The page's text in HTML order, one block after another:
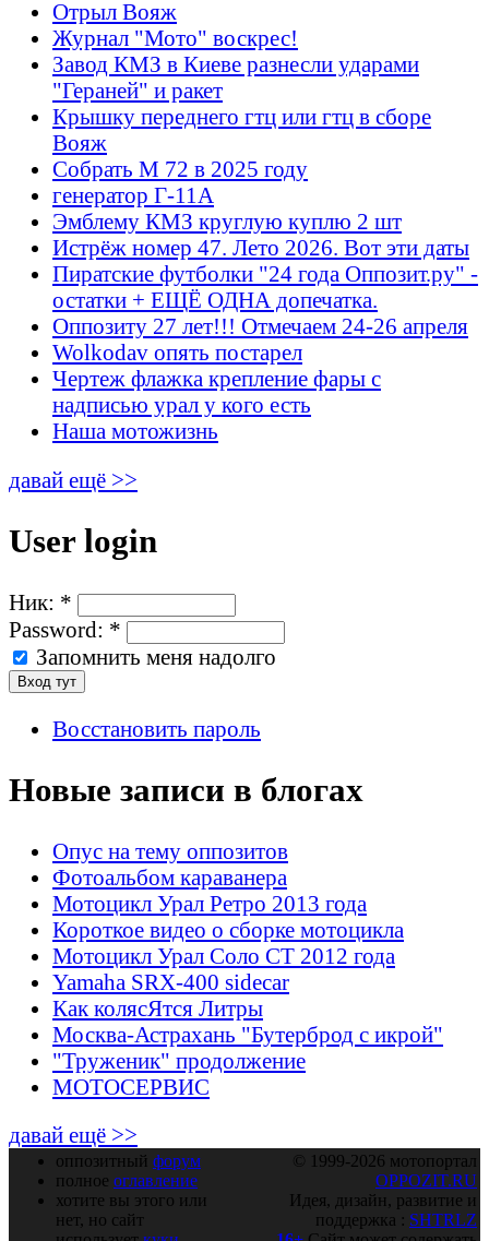
Отрыл Вояж
Журнал "Мото" воскрес!
Завод КМЗ в Киеве разнесли ударами
"Гераней" и ракет
Крышку переднего гтц или гтц в сборе
Вояж
Собрать М 72 в 2025 году
генератор Г-11А
Эмблему КМЗ круглую куплю 2 шт
Истрёж номер 47. Лето 2026. Вот эти даты
Пиратские футболки "24 года Оппозит.ру" -
остатки + ЕЩЁ ОДНА допечатка.
Оппозиту 27 лет!!! Отмечаем 24-26 апреля
Wolkodav опять постарел
Чертеж флажка крепление фары с
надписью урал у кого есть
Наша мотожизнь
давай ещё >>
User login
Ник: *
Password: *
Запомнить меня надолго
Восстановить пароль
Новые записи в блогах
Опус на тему оппозитов
Фотоальбом караванера
Мотоцикл Урал Ретро 2013 года
Короткое видео о сборке мотоцикла
Мотоцикл Урал Соло СТ 2012 года
Yamaha SRX-400 sidecar
Как колясЯтся Литры
Москва-Астрахань "Бутерброд с икрой"
"Труженик" продолжение
МОТОСЕРВИС
давай ещё >>
оппозитный форум
полное оглавление
хотите вы этого или
нет, но сайт
© 1999-2026 мотопортал
OPPOZIT.RU
Идея, дизайн, развитие и
поддержка : SHTRLZ